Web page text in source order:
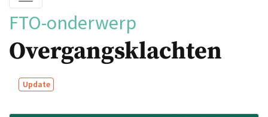
FTO-onderwerp
Overgangsklachten
Update